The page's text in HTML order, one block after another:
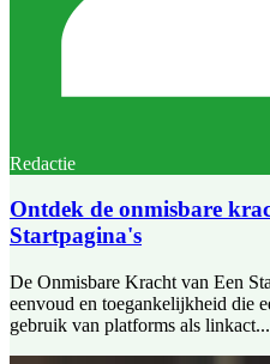
Redactie
Ontdek de onmisbare
Startpagina's
De Onmisbare Kracht van Een
eenvoud en toegankelijkheid die
gebruik van platforms als linkact...